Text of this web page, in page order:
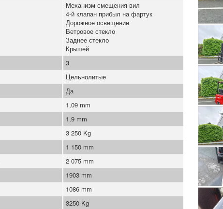
Механизм смещения вил
4-й клапан прибыл на фартук
Дорожное освещение
Ветровое стекло
Заднее стекло
Крышей
3
Цельнолитые
Да
1,09 mm
1,9 mm
3 250 Kg
1 150 mm
2 075 mm
1903 mm
1086 mm
3250 Kg